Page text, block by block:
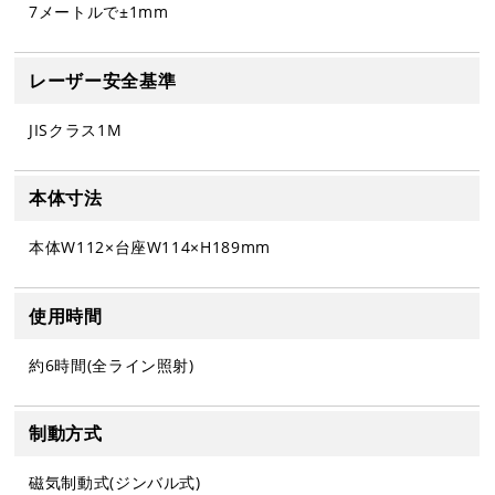
7メートルで±1mm
レーザー安全基準
JISクラス1M
本体寸法
本体W112×台座W114×H189mm
使用時間
約6時間(全ライン照射)
制動方式
磁気制動式(ジンバル式)